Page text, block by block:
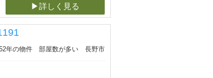
▶詳しく見る
年の物件 部屋数が多い 長野市